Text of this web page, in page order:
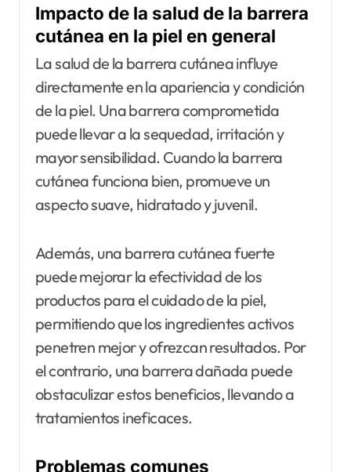
Impacto de la salud de la barrera
cutánea en la piel en general
La salud de la barrera cutánea influye
directamente en la apariencia y condición
de la piel. Una barrera comprometida
puede llevar a la sequedad, irritación y
mayor sensibilidad. Cuando la barrera
cutánea funciona bien, promueve un
aspecto suave, hidratado y juvenil.
Además, una barrera cutánea fuerte
puede mejorar la efectividad de los
productos para el cuidado de la piel,
permitiendo que los ingredientes activos
penetren mejor y ofrezcan resultados. Por
el contrario, una barrera dañada puede
obstaculizar estos beneficios, llevando a
tratamientos ineficaces.
Problemas comunes